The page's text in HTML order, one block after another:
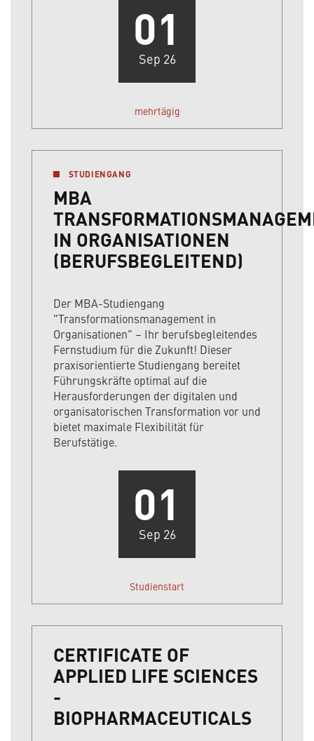
01
Sep 26
mehrtägig
STUDIENGANG
MBA
IN ORGANISATIONEN
(BERUFSBEGLEITEND)
Der MBA-Studiengang
"Transformationsmanagement in
Organisationen" – Ihr berufsbegleitendes
Fernstudium für die Zukunft! Dieser
praxisorientierte Studiengang bereitet
Führungskräfte optimal auf die
Herausforderungen der digitalen und
organisatorischen Transformation vor und
bietet maximale Flexibilität für
Berufstätige.
01
Sep 26
Studienstart
CERTIFICATE OF
APPLIED LIFE SCIENCES
-
BIOPHARMACEUTICALS